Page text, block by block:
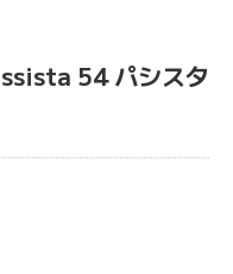
54 パシスタ